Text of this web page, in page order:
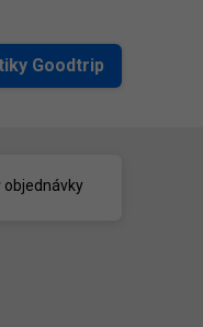
Goodtrip
objednávky